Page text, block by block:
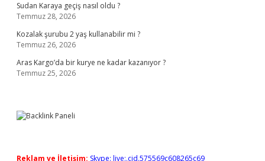
Sudan Karaya geçiş nasıl oldu ?
Temmuz 28, 2026
Kozalak şurubu 2 yaş kullanabilir mi ?
Temmuz 26, 2026
Aras Kargo’da bir kurye ne kadar kazanıyor ?
Temmuz 25, 2026
Reklam ve İletişim: Skype: live:.cid.575569c608265c69